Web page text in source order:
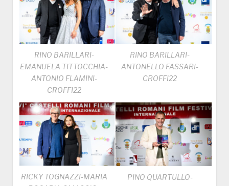
RINO BARILLARI-
EMANUELA TITTOCCHIA-
ANTONIO FLAMINI-
CROFFI22
RINO BARILLARI-
ANTONELLO FASSARI-
CROFFI22
RICKY TOGNAZZI-MARIA
PINO QUARTULLO-